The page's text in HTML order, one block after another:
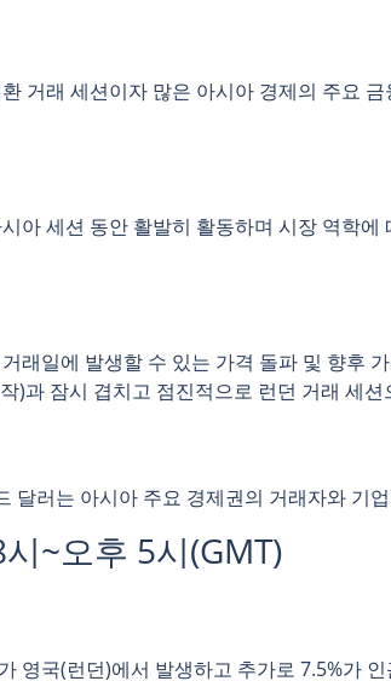
거래 세션이자 많은 아시아 경제의 주요
아 세션 동안 활발히 활동하며 시장 역학
래일에 발생할 수 있는 가격 돌파 및 향후
)과 잠시 겹치고 점진적으로 런던 거래 세
달러는 아시아 주요 경제권의 거래자와 기
~오후 5시(GMT)
영국(런던)에서 발생하고 추가로 7.5%가